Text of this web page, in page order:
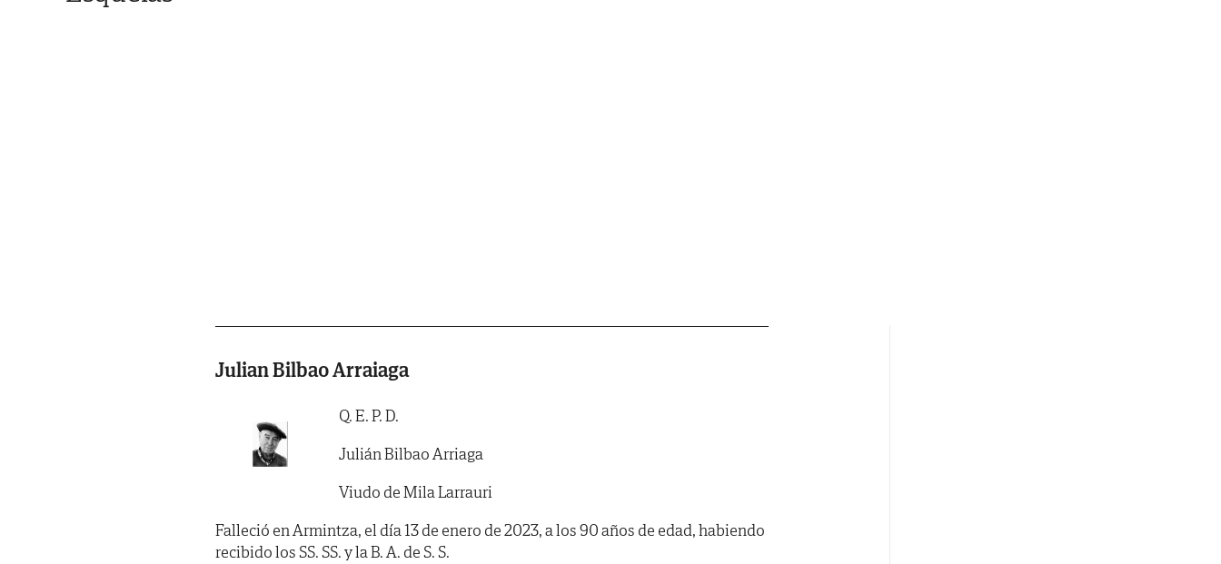
Julian Bilbao Arraiaga
Q. E. P. D.
Julián Bilbao Arriaga
Viudo de Mila Larrauri
Falleció en Armintza, el día 13 de enero de 2023, a los 90 años de edad, habiendo
recibido los SS. SS. y la B. A. de S. S.